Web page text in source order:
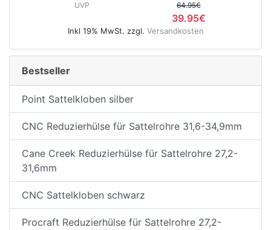
UVP 64.95€
39.95€
Inkl 19% MwSt. zzgl. Versandkosten
Bestseller
Point Sattelkloben silber
CNC Reduzierhülse für Sattelrohre 31,6-34,9mm
Cane Creek Reduzierhülse für Sattelrohre 27,2-
31,6mm
CNC Sattelkloben schwarz
Procraft Reduzierhülse für Sattelrohre 27,2-